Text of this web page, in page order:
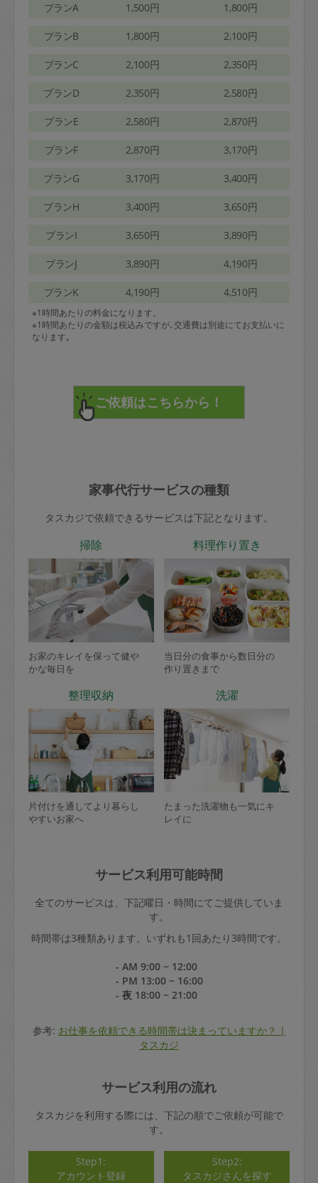
プランA 1,500円 1,800円
プランB 1,800円 2,100円
プランC 2,100円 2,350円
プランD 2,350円 2,580円
プランE 2,580円 2,870円
プランF 2,870円 3,170円
プランG 3,170円 3,400円
プランH 3,400円 3,650円
プランI 3,650円 3,890円
プランJ 3,890円 4,190円
プランK 4,190円 4,510円
※1時間あたりの料金になります。
※1時間あたりの金額は税込みですが､交通費は別途にてお支払いに
なります｡
家事代行サービスの種類
タスカジで依頼できるサービスは下記となります。
掃除
お家のキレイを保って健や
かな毎日を
料理作り置き
当日分の食事から数日分の
作り置きまで
整理収納
片付けを通してより暮らし
やすいお家へ
洗濯
たまった洗濯物も一気にキ
レイに
サービス利用可能時間
全てのサービスは、下記曜日・時間にてご提供していま
す。
時間帯は3種類あります。いずれも1回あたり3時間です。
- AM 9:00 ~ 12:00
- PM 13:00 ~ 16:00
- 夜 18:00 ~ 21:00
参考: お仕事を依頼できる時間帯は決まっていますか？ |
タスカジ
サービス利用の流れ
タスカジを利用する際には、下記の順でご依頼が可能で
す。
Step1:
アカウント登録
Step2:
タスカジさんを探す